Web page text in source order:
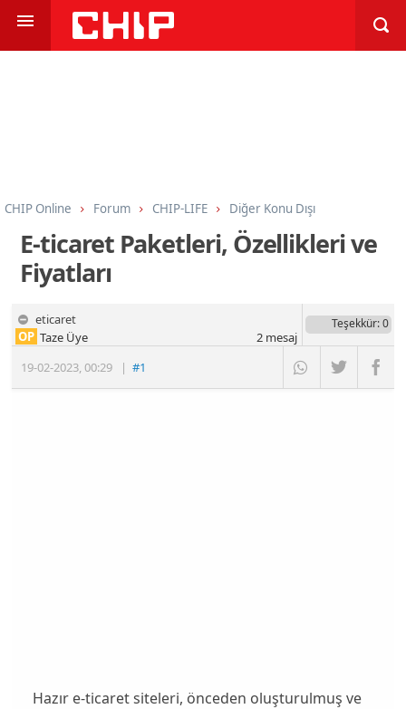
CHIP Online Forum CHIP-LIFE Diğer Konu Dışı
E-ticaret Paketleri, Özellikleri ve
Fiyatları
eticaret
19-02-2023,00:29 |#1
OP Taze Üye
Teşekkür: 0
2mesaj
Hazır e-ticaret siteleri, önceden oluşturulmuş ve